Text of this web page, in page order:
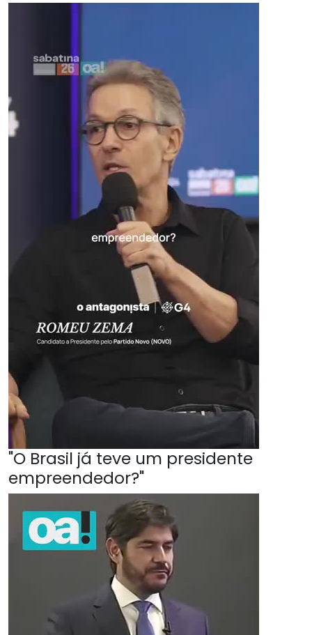
"O Brasil já teve um presidente
empreendedor?"